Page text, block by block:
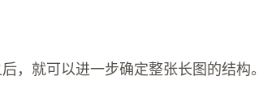
，就可以进一步确定整张长图的结构。